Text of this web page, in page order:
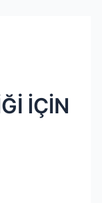
İÇİN